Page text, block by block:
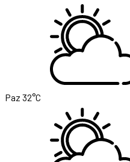
Paz 32°C